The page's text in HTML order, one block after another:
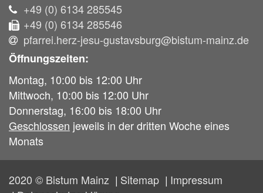
+49 (0) 6134 285545
+49 (0) 6134 285546
pfarrei.herz-jesu-gustavsburg@bistum-mainz.de
Öffnungszeiten:
Montag, 10:00 bis 12:00 Uhr
Mittwoch, 10:00 bis 12:00 Uhr
Donnerstag, 16:00 bis 18:00 Uhr
Geschlossen jeweils in der dritten Woche eines
Monats
2020 © Bistum Mainz Sitemap
Impressum